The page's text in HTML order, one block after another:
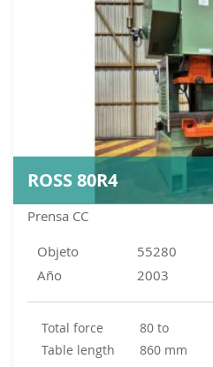
Prensa CC
ROSS 80R4
Objeto
55280
Año
2003
total force
80 to
table length
860 mm